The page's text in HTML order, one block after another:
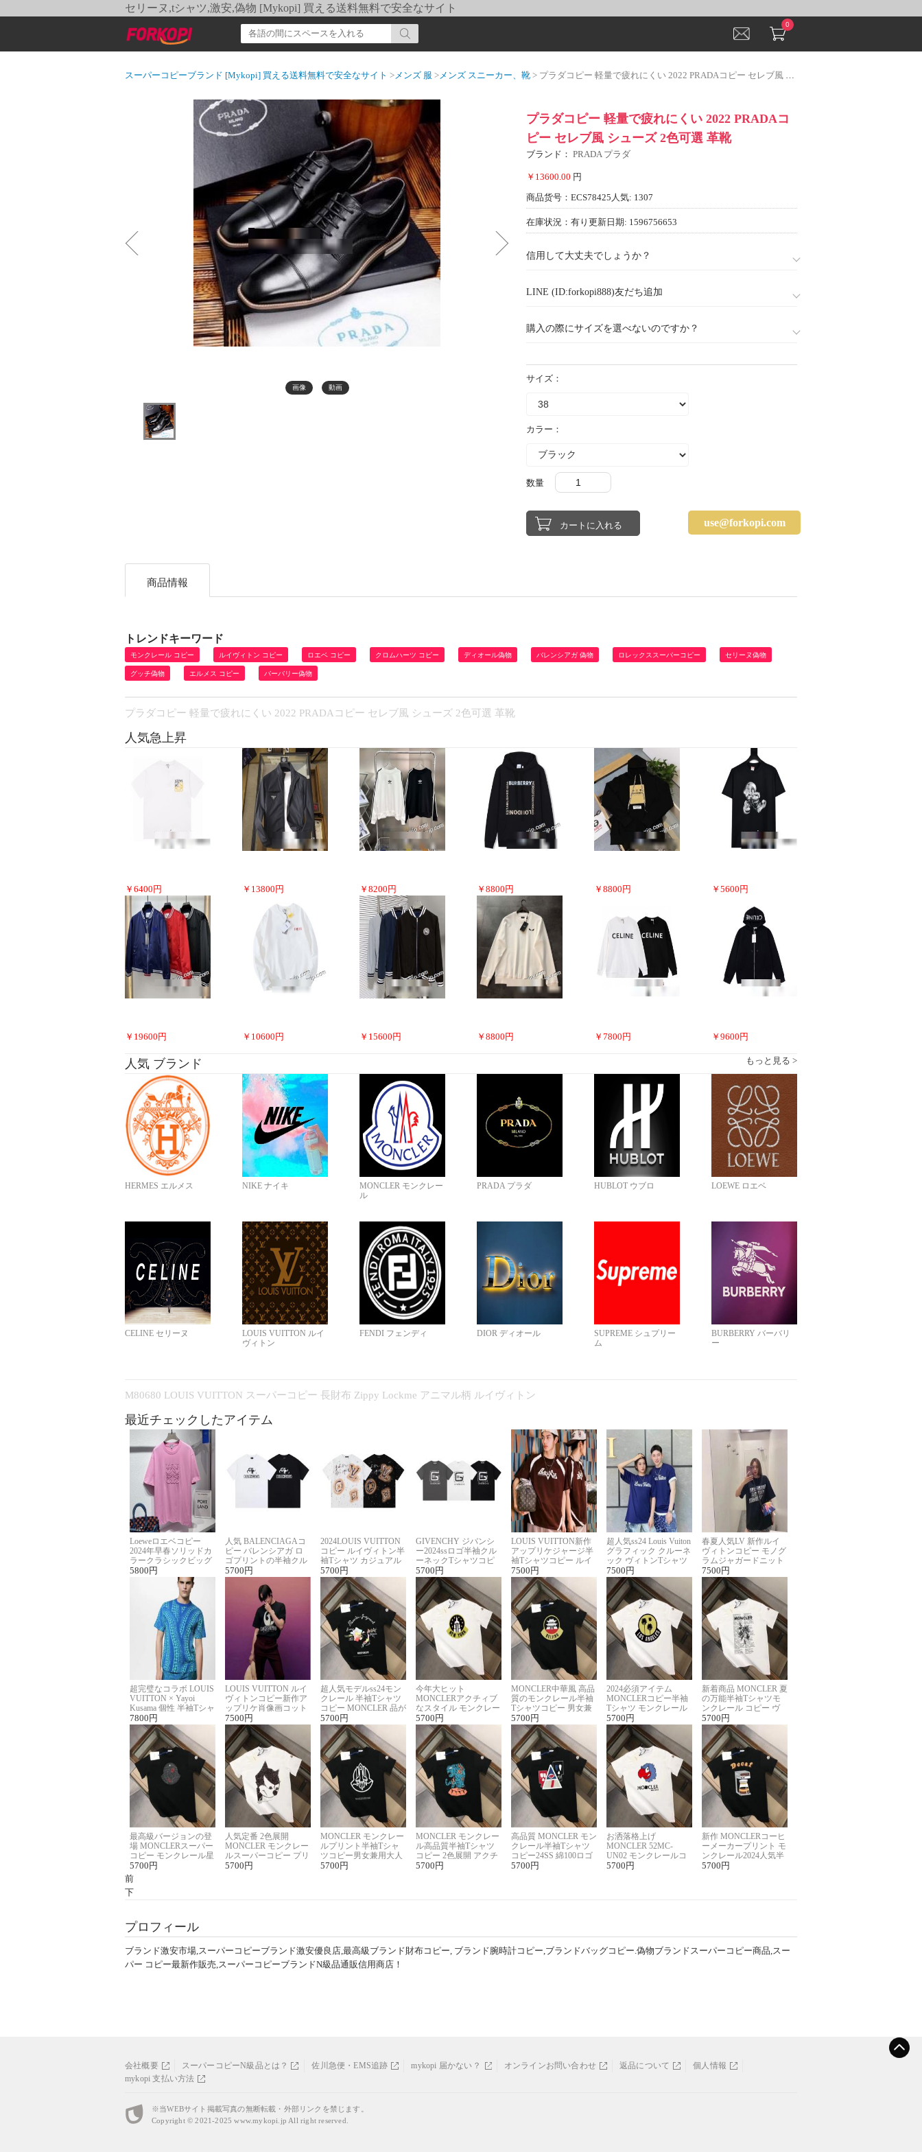
セリーヌ,tシャツ,激安,偽物 [Mykopi] 買える送料無料で安全なサイト
0
スーパーコピーブランド [Mykopi] 買える送料無料で安全なサイト >メンズ 服 >メンズ スニーカー、靴 > プラダコピー 軽量で疲れにくい 2022 PRADAコピー セレブ風 シューズ 2色可選 革靴
画像 動画
プラダコピー 軽量で疲れにくい 2022 PRADAコ
ピー セレブ風 シューズ 2色可選 革靴
ブランド： PRADA プラダ
￥13600.00 円
商品货号：ECS78425 人気: 1307
在庫状況：有り 更新日期: 1596756653
信用して大丈夫でしょうか？
LINE (ID:forkopi888)友だち追加
購入の際にサイズを選べないのですか？
サイズ：
カラー：
数量
use@forkopi.com
商品情報
トレンドキーワード
モンクレール コピー ルイヴィトン コピー ロエベ コピー クロムハーツ コピー ディオール偽物 バレンシアガ 偽物 ロレックススーパーコピー セリーヌ偽物
グッチ偽物 エルメス コピー バーバリー偽物
プラダコピー 軽量で疲れにくい 2022 PRADAコピー セレブ風 シューズ 2色可選 革靴
人気急上昇
￥ 6400 円 ￥ 13800 円 ￥ 8200 円 ￥ 8800 円 ￥ 8800 円 ￥ 5600 円
￥ 19600 円 ￥ 10600 円 ￥ 15600 円 ￥ 8800 円 ￥ 7800 円 ￥ 9600 円
人気 ブランド もっと見る >
HERMES エルメス NIKE ナイキ
MONCLER モンクレー
ル
PRADA プラダ HUBLOT ウブロ LOEWE ロエベ
CELINE セリーヌ
LOUIS VUITTON ルイ
ヴィトン
FENDI フェンディ DIOR ディオール
SUPREME シュプリー
ム
BURBERRY バーバリ
ー
M80680 LOUIS VUITTON スーパーコピー 長財布 Zippy Lockme アニマル柄 ルイヴィトン
最近チェックしたアイテム
Loeweロエベコピー
2024年早春ソリッドカ
ラークラシックビッグ
ロゴ刺繍Tシャツ
5800 円
人気 BALENCIAGAコ
ピー バレンシアガ ロ
ゴプリントの半袖クル
ーネックTシャツ
5700 円
2024LOUIS VUITTON
コピー ルイヴィトン半
袖Tシャツ カジュアル
に馴染む 2色展開
5700 円
GIVENCHY ジバンシ
ー2024ssロゴ半袖クル
ーネックTシャツコピ
ー ユニセックス
5700 円
LOUIS VUITTON新作
アップリケジャージ半
袖Tシャツコピー ルイ
ヴィトン着回し抜群
7500 円
超人気ss24 Louis Vuiton
グラフィック クルーネ
ック ヴィトンTシャツ
スーパーコピー
7500 円
春夏人気LV 新作ルイ
ヴィトンコピー モノグ
ラムジャガードニット
半袖Tシャツ男女兼用
7500 円
超完璧なコラボ LOUIS
VUITTON × Yayoi
Kusama 個性 半袖Tシャ
ツコピー男女兼用
7800 円
LOUIS VUITTON ルイ
ヴィトンコピー新作ア
ップリケ肖像画コット
ンニット半袖Tシャツ
7500 円
超人気モデルss24モン
クレール 半袖Tシャツ
コピー MONCLER 品が
良く見た目
5700 円
今年大ヒット
MONCLERアクチィブ
なスタイル モンクレー
ルコピー半袖Tシャツ
5700 円
MONCLER中華風 高品
質のモンクレール半袖
Tシャツコピー 男女兼
用 着回し抜群
5700 円
2024必須アイテム
MONCLERコピー半袖
Tシャツ モンクレール
夏らしいプリント
5700 円
新着商品 MONCLER 夏
の万能半袖Tシャツモ
ンクレール コピー ヴ
ィンテージ風
5700 円
最高級バージョンの登
場 MONCLERスーパー
コピー モンクレール星
座半袖Tシャツ
5700 円
人気定番 2色展開
MONCLER モンクレー
ルスーパーコピー プリ
ント半袖Tシャツ
5700 円
MONCLER モンクレー
ルプリント半袖Tシャ
ツコピー男女兼用大人
可愛い春夏コーデ
5700 円
MONCLER モンクレー
ル高品質半袖Tシャツ
コピー 2色展開 アクチ
ィブなスタイル
5700 円
高品質 MONCLER モン
クレール半袖Tシャツ
コピー24SS 綿100ロゴ
プリント 2色展開
5700 円
お洒落格上げ
MONCLER 52MC-
UN02 モンクレールコ
ピー半袖Tシャツ ユニ
5700 円
新作 MONCLERコーヒ
ーメーカープリント モ
ンクレール2024人気半
袖Tシャツコピー
5700 円
前
下
プロフィール
ブランド激安市場,スーパーコピーブランド激安優良店,最高級ブランド財布コピー, ブランド腕時計コピー,ブランドバッグコピー.偽物ブランドスーパーコピー商品,スー
パー コピー最新作販売,スーパーコピーブランドN級品通販信用商店！
会社概要 スーパーコピーN級品とは？ 佐川急便・EMS追跡 mykopi 届かない？ オンラインお問い合わせ 返品について
個人情報
mykopi 支払い方法
※当WEBサイト掲載写真の無断転載・外部リンクを禁じます。
Copyright © 2021-2025www.mykopi.jp All right reserved.